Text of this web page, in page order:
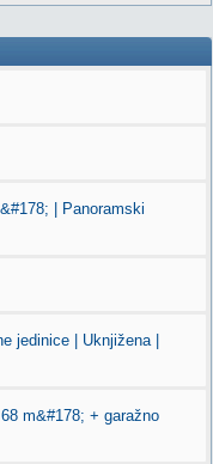
| Panoramski
jedinice | Uknjižena |
m&#178; + garažno